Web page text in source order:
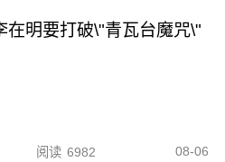
在明要打破\"青瓦台魔咒\"
阅读 6982 08-06